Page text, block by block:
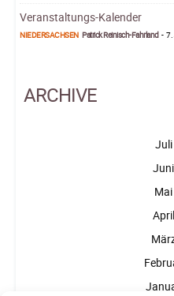
Veranstaltungs-Kalender
NIEDERSACHSEN Patrick Reinisch-Fahrland - 7.
ARCHIVE